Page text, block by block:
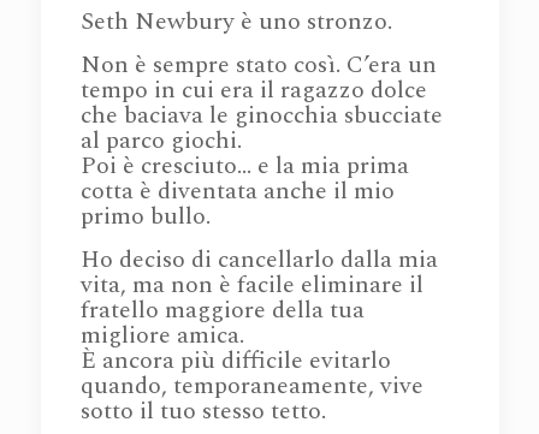
Seth Newbury è uno stronzo.
Non è sempre stato così. C’era un
tempo in cui era il ragazzo dolce
che baciava le ginocchia sbucciate
al parco giochi.
Poi è cresciuto… e la mia prima
cotta è diventata anche il mio
primo bullo.
Ho deciso di cancellarlo dalla mia
vita, ma non è facile eliminare il
fratello maggiore della tua
migliore amica.
È ancora più difficile evitarlo
quando, temporaneamente, vive
sotto il tuo stesso tetto.